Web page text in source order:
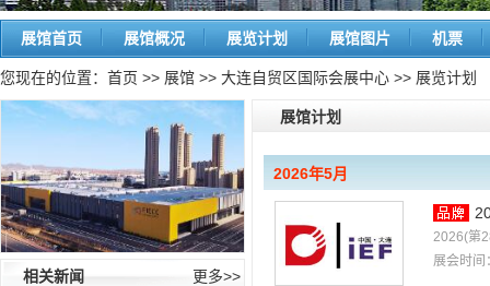
展馆首页 展馆概况 展览计划 展馆图片 机票
您现在的位置： 首页 >> 展馆 >> 大连自贸区国际会展中心 >> 展览计划
更多>>
相关新闻
展馆计划
2026年5月
2026(第
展会时